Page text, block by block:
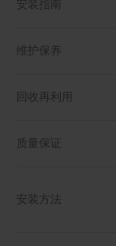
安装指南
维护保养
回收再利用
质量保证
安装方法